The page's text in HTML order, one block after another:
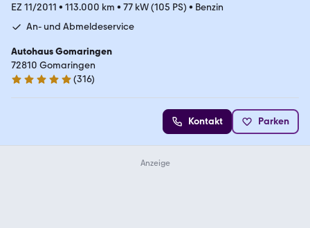
EZ 11/2011 • 113.000 km • 77 kW (105 PS) • Benzin
An- und Abmeldeservice
Autohaus Gomaringen
72810 Gomaringen
4.9 Sterne
(316)
Kontakt Parken